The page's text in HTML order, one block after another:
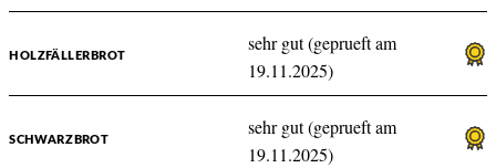
HOLZFÄLLERBROT
sehr gut (geprueft am
19.11.2025)
SCHWARZBROT
sehr gut (geprueft am
19.11.2025)